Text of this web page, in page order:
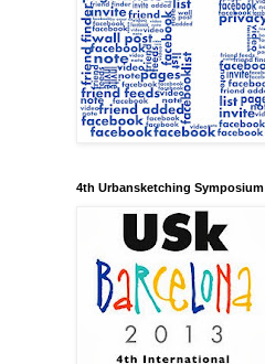
4th Urbansketching Symposium